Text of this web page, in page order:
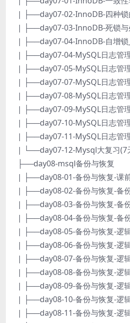
| ├──day07-02-InnoDB-四种锁
| ├──day07-03-InnoDB-死锁与
| ├──day07-04-InnoDB-自增锁
| ├──day07-04-MySQL日志管
| ├──day07-05-MySQL日志管
| ├──day07-07-MySQL日志管
| ├──day07-08-MySQL日志管
| ├──day07-09-MySQL日志管
| ├──day07-10-MySQL日志管
| ├──day07-11-MySQL日志管
| └──day07-12-Mysql大复习(7
├──day08-msql备份与恢复
| ├──day08-01-备份与恢复-课
| ├──day08-02-备份与恢复-备
| ├──day08-03-备份与恢复-备
| ├──day08-04-备份与恢复-备
| ├──day08-05-备份与恢复-逻
| ├──day08-06-备份与恢复-逻
| ├──day08-07-备份与恢复-逻
| ├──day08-08-备份与恢复-逻
| ├──day08-09-备份与恢复-逻
| ├──day08-10-备份与恢复-逻
| ├──day08-11-备份与恢复-逻